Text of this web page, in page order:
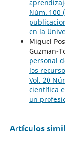
Núm. 100
en la
Miguel
Guzman-
personal
los
Vol. 20
científica
un
Artículos